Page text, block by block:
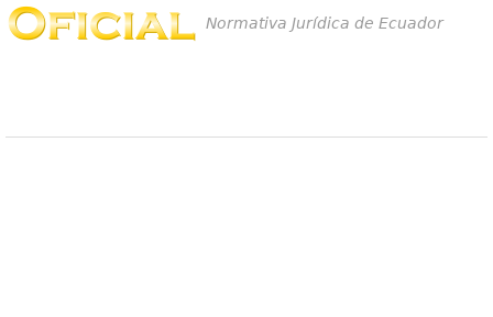
Normativa Jurídica de Ecuador